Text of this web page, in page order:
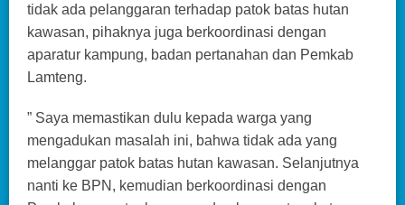
tidak ada pelanggaran terhadap patok batas hutan
kawasan, pihaknya juga berkoordinasi dengan
aparatur kampung, badan pertanahan dan Pemkab
Lamteng.
” Saya memastikan dulu kepada warga yang
mengadukan masalah ini, bahwa tidak ada yang
melanggar patok batas hutan kawasan. Selanjutnya
nanti ke BPN, kemudian berkoordinasi dengan